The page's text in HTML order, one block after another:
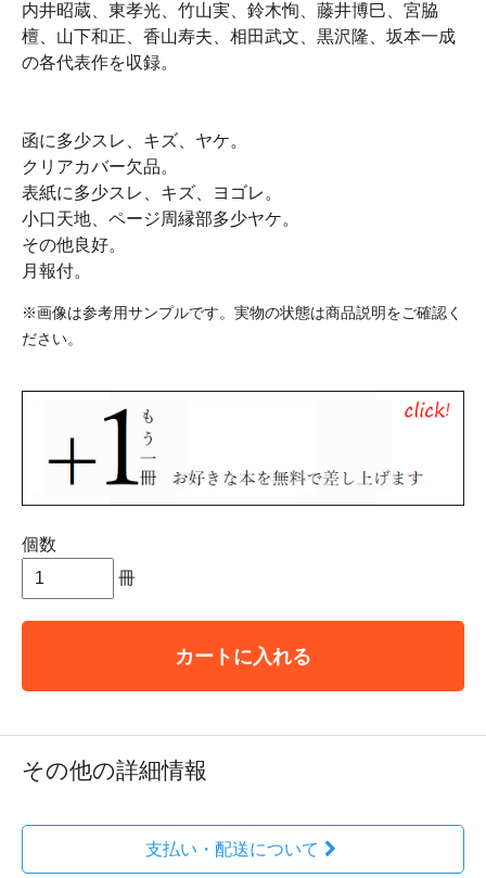
内井昭蔵、東孝光、竹山実、鈴木恂、藤井博巳、宮脇
檀、山下和正、香山寿夫、相田武文、黒沢隆、坂本一成
の各代表作を収録。
函に多少スレ、キズ、ヤケ。
クリアカバー欠品。
表紙に多少スレ、キズ、ヨゴレ。
小口天地、ページ周縁部多少ヤケ。
その他良好。
月報付。
※画像は参考用サンプルです。実物の状態は商品説明をご確認く
ださい。
個数
冊
カートに入れる
その他の詳細情報
支払い・配送について